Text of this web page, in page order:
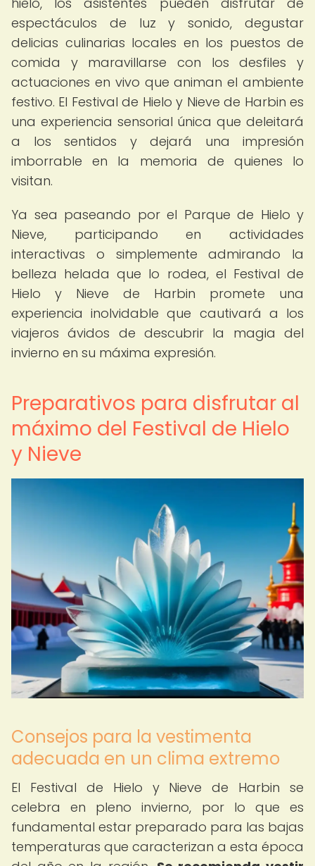
espectáculos de luz y sonido, degustar
delicias culinarias locales en los puestos de
comida y maravillarse con los desfiles y
actuaciones en vivo que animan el ambiente
festivo. El Festival de Hielo y Nieve de Harbin es
una experiencia sensorial única que deleitará
a los sentidos y dejará una impresión
imborrable en la memoria de quienes lo
visitan.
Ya sea paseando por el Parque de Hielo y
Nieve, participando en actividades
interactivas o simplemente admirando la
belleza helada que lo rodea, el Festival de
Hielo y Nieve de Harbin promete una
experiencia inolvidable que cautivará a los
viajeros ávidos de descubrir la magia del
invierno en su máxima expresión.
Preparativos para disfrutar al
máximo del Festival de Hielo
y Nieve
Consejos para la vestimenta
adecuada en un clima extremo
El Festival de Hielo y Nieve de Harbin se
celebra en pleno invierno, por lo que es
fundamental estar preparado para las bajas
temperaturas que caracterizan a esta época